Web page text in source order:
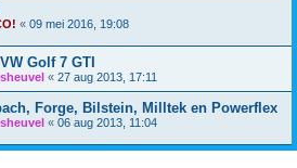
« 09 mei 2016, 19:08
Golf 7 GTI
« 27 aug 2013, 17:11
Forge, Bilstein, Milltek en Powerflex
« 06 aug 2013, 11:04